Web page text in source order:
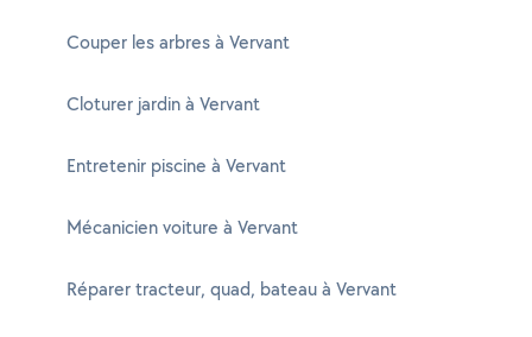
Couper les arbres à Vervant
Cloturer jardin à Vervant
Entretenir piscine à Vervant
Mécanicien voiture à Vervant
Réparer tracteur, quad, bateau à Vervant